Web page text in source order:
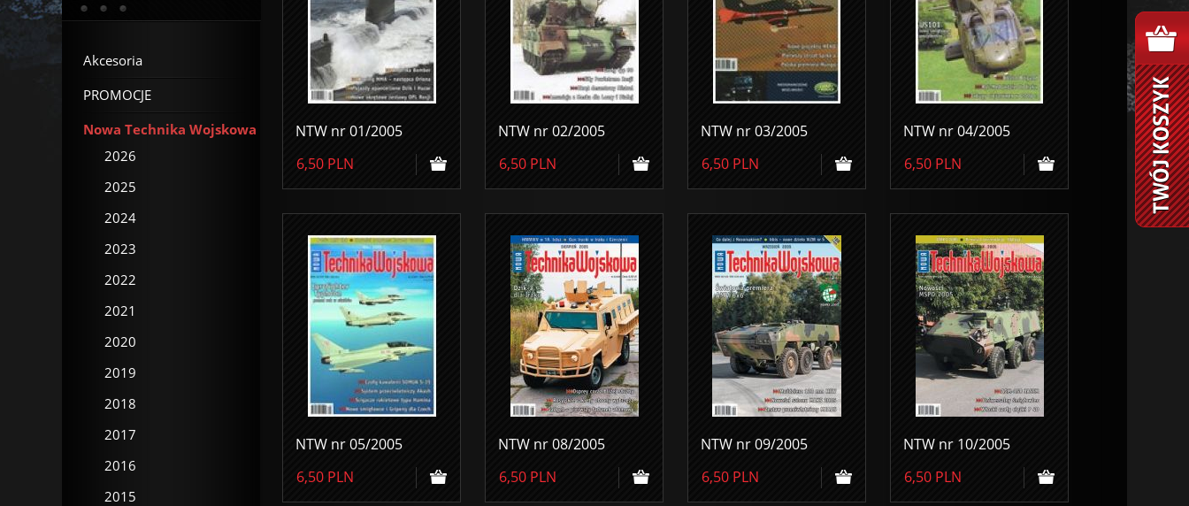
NTW nr 01/2005
6,50 PLN
NTW nr 02/2005
6,50 PLN
NTW nr 03/2005
6,50 PLN
NTW nr 04/2005
6,50 PLN
NTW nr 05/2005
6,50 PLN
NTW nr 08/2005
6,50 PLN
NTW nr 09/2005
6,50 PLN
NTW nr 10/2005
6,50 PLN
Akcesoria
PROMOCJE
Nowa Technika Wojskowa
2026
2025
2024
2023
2022
2021
2020
2019
2018
2017
2016
2015